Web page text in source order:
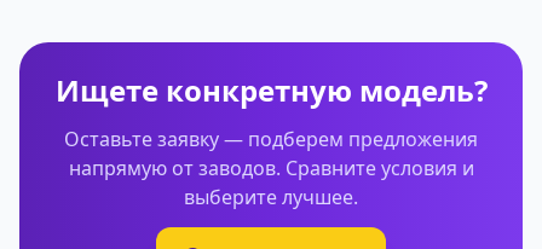
Ищете конкретную модель?
Оставьте заявку — подберем предложения
напрямую от заводов. Сравните условия и
выберите лучшее.